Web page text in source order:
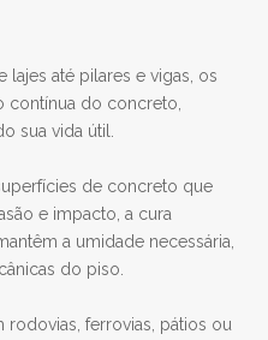
lajes até pilares e vigas, os
contínua do concreto,
sua vida útil.
de concreto que
e impacto, a cura
a umidade necessária,
do piso.
rodovias, ferrovias, pátios ou